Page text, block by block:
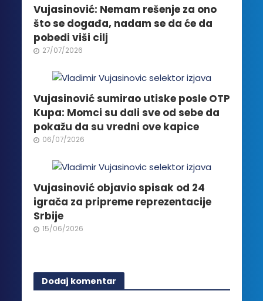
proizvoda.
Vujasinović: Nemam rešenje za ono
što se događa, nadam se da će da
pobedi viši cilj
27/07/2026
Vujasinović sumirao utiske posle OTP
Kupa: Momci su dali sve od sebe da
pokažu da su vredni ove kapice
06/07/2026
Vujasinović objavio spisak od 24
igrača za pripreme reprezentacije
Srbije
15/06/2026
Dodaj komentar